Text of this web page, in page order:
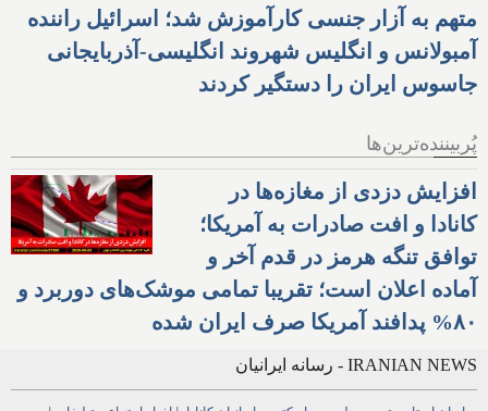
متهم به آزار جنسی کارآموزش شد؛ اسرائیل راننده
آمبولانس و انگلیس شهروند انگلیسی-آذربایجانی
جاسوس ایران را دستگیر کردند
پُربیننده‌ترین‌ها
افزایش دزدی از مغازه‌ها در
کانادا و افت صادرات به آمریکا؛
توافق تنگه هرمز در قدم آخر و
آماده اعلان است؛ تقریبا تمامی موشک‌های دوربرد و
۸۰% پدافند آمریکا صرف ایران شده
IRANIAN NEWS - رسانه ایرانیان